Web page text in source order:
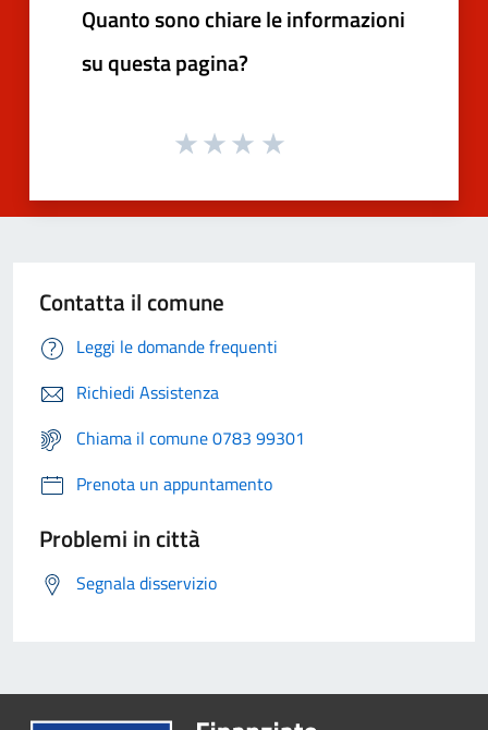
Quanto sono chiare le informazioni
su questa pagina?
Contatta il comune
Leggi le domande frequenti
Richiedi Assistenza
Chiama il comune 0783 99301
Prenota un appuntamento
Problemi in città
Segnala disservizio